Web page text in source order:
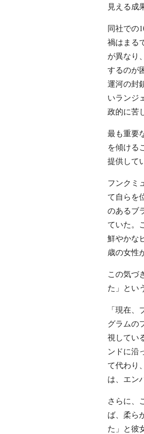
見える成
同社での
禍はまる
が異なり
するのが
運河の封
いランジ
政的に苦
最も重要
を傾ける
提供して
フンクミ
て自らを
のあるブ
ていた。
鮮やかな
歳の女性
この気づ
た」とい
「現在
グラムの
視してい
ンドに沿
て代わり
は、エン
さらに、
ば、柔ら
た」と彼